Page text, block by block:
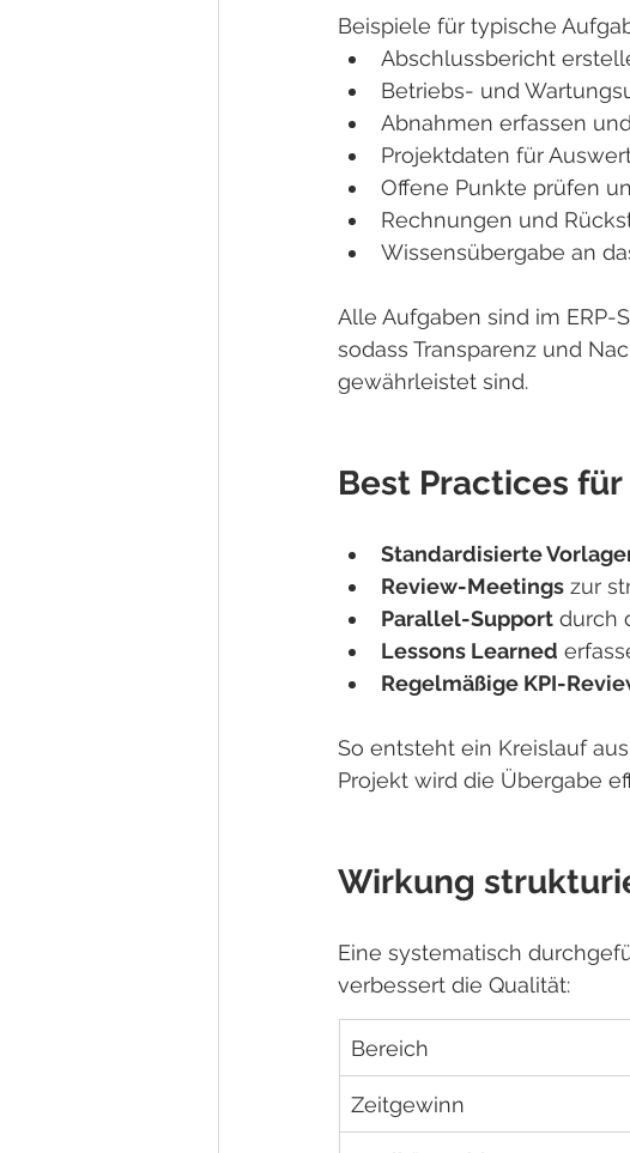
Beispiele für typische
Abschlussbericht
Betriebs- und
Abnahmen erfassen
Projektdaten für
Offene Punkte prüfen
Rechnungen und
Wissensübergabe an
Alle Aufgaben sind im
sodass Transparenz und
gewährleistet sind.
Best Practices
Standardisierte
Review-Meetings zur
Parallel-Support durch
Lessons Learned
Regelmäßige KPI-
So entsteht ein Kreislauf
Projekt wird die Übergabe
Wirkung
Eine systematisch
verbessert die Qualität:
Bereich
Zeitgewinn